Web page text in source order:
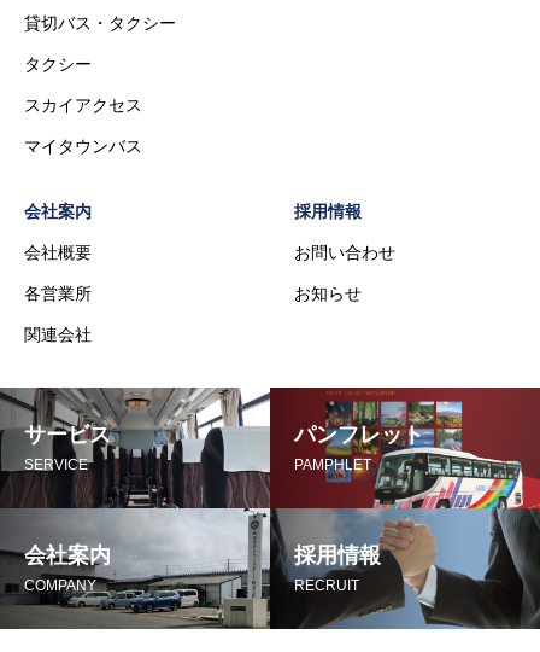
貸切バス・タクシー
タクシー
スカイアクセス
マイタウンバス
会社案内
会社概要
各営業所
関連会社
採用情報
お問い合わせ
お知らせ
サービス
SERVICE
パンフレット
PAMPHLET
会社案内
COMPANY
採用情報
RECRUIT